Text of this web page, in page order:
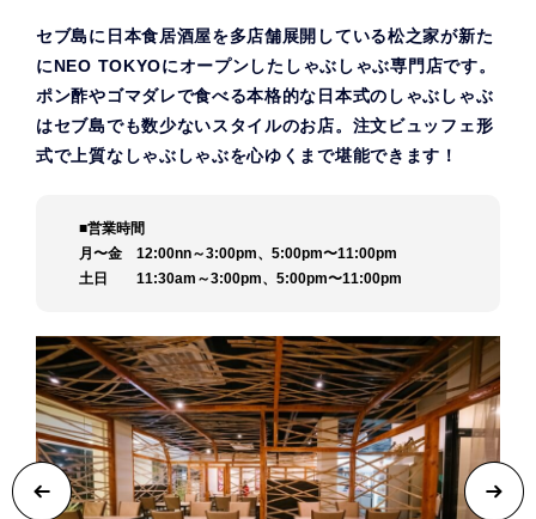
セブ島に日本食居酒屋を多店舗展開している松之家が新た
にNEO TOKYOにオープンしたしゃぶしゃぶ専門店です。
ポン酢やゴマダレで食べる本格的な日本式のしゃぶしゃぶ
はセブ島でも数少ないスタイルのお店。注文ビュッフェ形
式で上質なしゃぶしゃぶを心ゆくまで堪能できます！
■営業時間
月〜金 12:00nn～3:00pm、5:00pm〜11:00pm
土日 11:30am～3:00pm、5:00pm〜11:00pm